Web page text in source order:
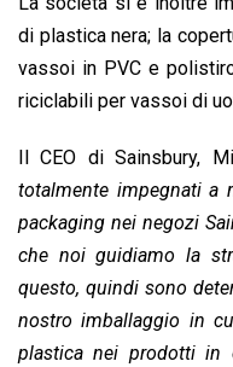
di plastica nera; la
vassoi in PVC e
riciclabili per vassoi di
Il CEO di Sainsbury,
totalmente impegnati a
packaging nei negozi
che noi guidiamo la
questo, quindi sono
nostro imballaggio in
plastica nei prodotti in